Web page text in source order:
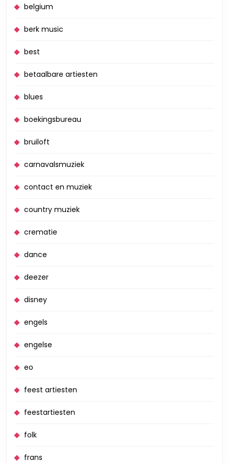
belgium
berk music
best
betaalbare artiesten
blues
boekingsbureau
bruiloft
carnavalsmuziek
contact en muziek
country muziek
crematie
dance
deezer
disney
engels
engelse
eo
feest artiesten
feestartiesten
folk
frans